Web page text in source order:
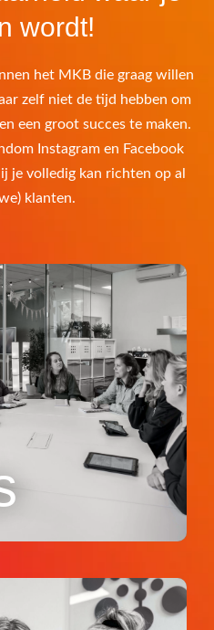
wordt!
het MKB die graag willen
zelf niet de tijd hebben om
een groot succes te maken.
Instagram en Facebook
je volledig kan richten op al
klanten.